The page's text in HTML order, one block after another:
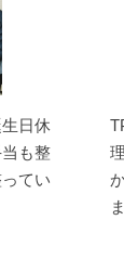
日休
も整
てい